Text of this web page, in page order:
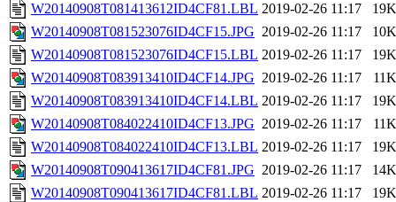
W20140908T081413612ID4CF81.LBL 2019-02-26 11:17
19K
W20140908T081523076ID4CF15.JPG 2019-02-26 11:17
10K
W20140908T081523076ID4CF15.LBL 2019-02-26 11:17
19K
W20140908T083913410ID4CF14.JPG 2019-02-26 11:17
11K
W20140908T083913410ID4CF14.LBL 2019-02-26 11:17
19K
W20140908T084022410ID4CF13.JPG 2019-02-26 11:17
11K
W20140908T084022410ID4CF13.LBL 2019-02-26 11:17
19K
W20140908T090413617ID4CF81.JPG 2019-02-26 11:17
14K
W20140908T090413617ID4CF81.LBL 2019-02-26 11:17
19K